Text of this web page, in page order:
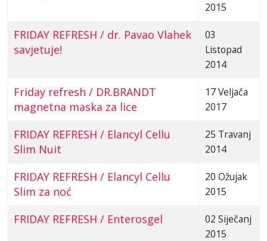
2015
FRIDAY REFRESH / dr. Pavao Vlahek
savjetuje!
03
Listopad
2014
Friday refresh / DR.BRANDT
magnetna maska za lice
17 Veljača
2017
FRIDAY REFRESH / Elancyl Cellu
Slim Nuit
25 Travanj
2014
FRIDAY REFRESH / Elancyl Cellu
Slim za noć
20 Ožujak
2015
FRIDAY REFRESH / Enterosgel
02 Siječanj
2015